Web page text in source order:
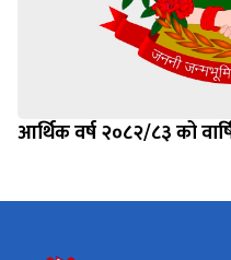
आर्थिक वर्ष २०८२/८३ को